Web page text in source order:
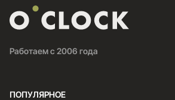
Работаем с 2006 года
ПОПУЛЯРНОЕ